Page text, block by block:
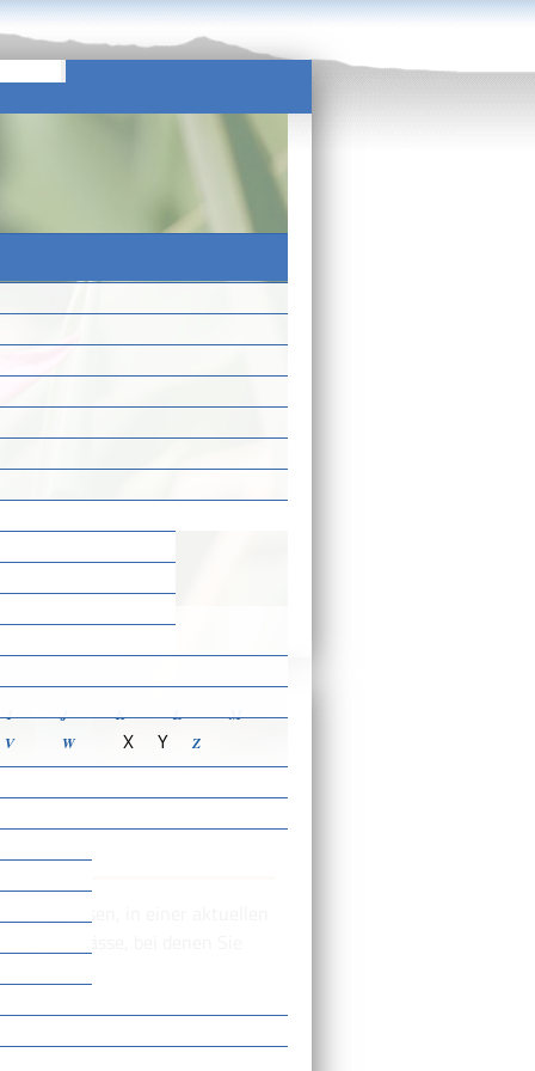
I J K L
M
V W X Y Z
nachweisen, in einer aktuellen
Anlässe, bei denen Sie